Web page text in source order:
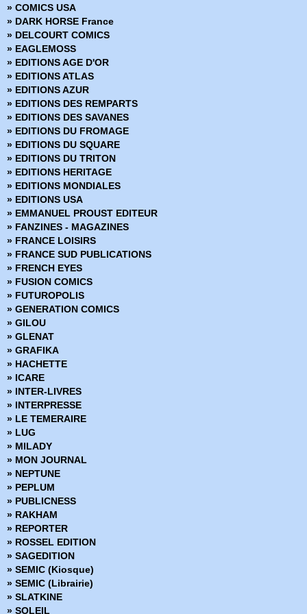
› Low 1 - L'Ivresse de l'espoir
› Cowl
› Rat Queens
› Tokyo Ghost 1 - Eden atomique - Noir et blanc
› Deadly Class 3 - The snake pit
› Low 2 - Optimisme de surface
› The autumnlands 1 - De griffes et de crocs
› East of West 5 - Vos ennemis sont partout
› Southern Bastards 3
› Tokyo Ghost 1 - Eden atomique
› Ei8ht tome 1 - Exilé
› Copperhead 1 - Un nouveau shérif en ville
› The sixth gun 7
› Black Science 4
› Descender 2 - Lune mécanique
› Zenith 1
› Annihilator
› Paper Girls 1
› Saga 6
› Trees - Tome 2 - Deux forêts
› The Escapits - Les maîtres de l'évasion
› Rebels
› Deadly Class 4 - Die for
› Injection 1
› I hate fairyland tome 1 - Le vert de ses cheveux
› Low - Tome 3
› East of West 6 - Psaume pour les déchus
› Paper Girls 2
› Tokyo Ghost 2 - Enfer digital - Noir et blanc
› Black Science 5
› Starve - Cuisine et dépendance
› Rat Queens 2
› The Goddamned tome 1 - Avant le déluge
› Saga - Tome 7
› The autumnlands 2 - Retour à la terre
› Descender 3 - Singularités
› Deadly Class 5 - Carousel
› Manhattan Projects - Tome 1
› Injection Tome 2
› I hate fairyland - Tome 2 - Sur le trône
› Paper Girls 3
› Black Hammer Tome 1 - Origines secrètes
› East of West 7 - Leçons pour les soumis
› Moonshine Tome 1 - 1929, les États-Unis en pleine Prohibition
» Vertigo Classiques
» Vertigo Deluxe
» Vertigo Essentiels
» Vertigo Signatures
» COMICS USA
» DARK HORSE France
» DELCOURT COMICS
» EAGLEMOSS
» EDITIONS AGE D'OR
» EDITIONS ATLAS
» EDITIONS AZUR
» EDITIONS DES REMPARTS
» EDITIONS DES SAVANES
» EDITIONS DU FROMAGE
» EDITIONS DU SQUARE
» EDITIONS DU TRITON
» EDITIONS HERITAGE
» EDITIONS MONDIALES
» EDITIONS USA
» EMMANUEL PROUST EDITEUR
» FANZINES - MAGAZINES
» FRANCE LOISIRS
» FRANCE SUD PUBLICATIONS
» FRENCH EYES
» FUSION COMICS
» FUTUROPOLIS
» GENERATION COMICS
» GILOU
» GLENAT
» GRAFIKA
» HACHETTE
» ICARE
» INTER-LIVRES
» INTERPRESSE
» LE TEMERAIRE
» LUG
» MILADY
» MON JOURNAL
» NEPTUNE
» PEPLUM
» PUBLICNESS
» RAKHAM
» REPORTER
» ROSSEL EDITION
» SAGEDITION
» SEMIC (Kiosque)
» SEMIC (Librairie)
» SLATKINE
» SOLEIL